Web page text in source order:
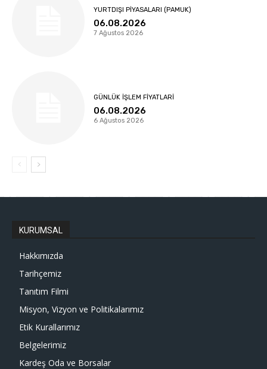
YURTDIŞI PIYASALARI (PAMUK)
06.08.2026
7 Ağustos 2026
GÜNLÜK İŞLEM FIYATLARI
06.08.2026
6 Ağustos 2026
KURUMSAL
Hakkımızda
Tarihçemiz
Tanıtım Filmi
Misyon, Vizyon ve Politikalarımız
Etik Kurallarımız
Belgelerimiz
Kardeş Oda ve Borsalar